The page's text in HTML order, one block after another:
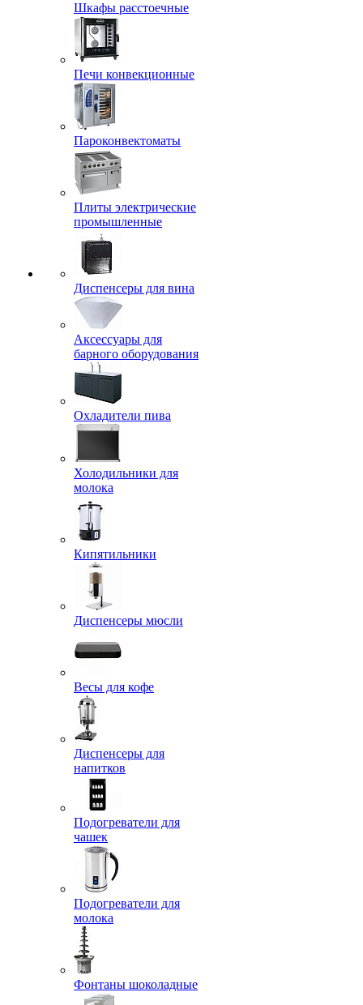
Шкафы расстоечные
Печи конвекционные
Пароконвектоматы
Плиты электрические
промышленные
Диспенсеры для вина
Аксессуары для
барного оборудования
Охладители пива
Холодильники для
молока
Кипятильники
Диспенсеры мюсли
Весы для кофе
Диспенсеры для
напитков
Подогреватели для
чашек
Подогреватели для
молока
Фонтаны шоколадные